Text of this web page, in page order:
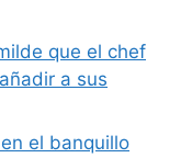
que el chef
a sus
el banquillo